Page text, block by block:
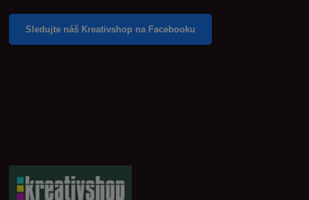
Sledujte náš Kreativshop na Facebooku